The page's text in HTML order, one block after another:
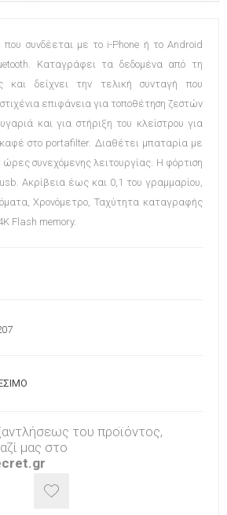
συνδέεται με το i-Phone ή το Android
Καταγράφει τα δεδομένα από τη
και δείχνει την τελική συνταγή που
επιφάνεια για τοποθέτηση ζεστών
και για στήριξη του κλείστρου για
καφέ στο portafilter. Διαθέτει μπαταρία με
συνεχόμενης λειτουργίας. Η φόρτιση
Ακρίβεια έως και 0,1 του γραμμαρίου,
Χρονόμετρο, Ταχύτητα καταγραφής
Flash memory.
του προϊόντος,
μας στο